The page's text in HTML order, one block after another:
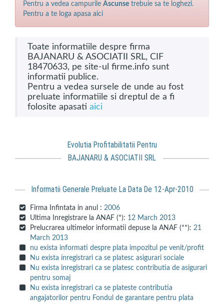
Pentru a vedea campurile Ascunse trebuie sa te loghezi.
Pentru a te loga apasa aici
Toate informatiile despre firma
BAJANARU & ASOCIATII SRL, CIF
18470633, pe site-ul firme.info sunt
informatii publice.
Pentru a vedea sursele de unde au fost
preluate informatiile si dreptul de a fi
folosite apasati aici
Evolutia Profitabilitatii Pentru
BAJANARU & ASOCIATII SRL
Informatii Generale Preluate La Data De 12-Apr-2010
Firma Infintata in anul : 2006
Ultima Inregistrare la ANAF (*): 12 March 2013
Prelucrarea ultimelor informatii depuse la ANAF (**): 21
March 2013
nu exista informati despre plata impozitul pe venit/profit
Nu exista inregistrari ca se platesc asigurari sociale
Nu exista inregistrari ca se platesc contributia de asigurari
pentru somaj
Nu exista inregistrari ca se plateste contributia
angajatorilor pentru Fondul de garantare pentru plata